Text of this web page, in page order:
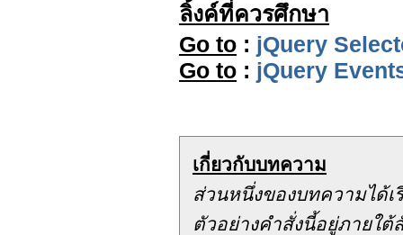
ลิ้งค์ที่ควรศึกษา
Go to : jQuery
Go to : jQuery
เกี่ยวกับบทความ
ส่วนหนึ่งของบทความได้เ
ตัวอย่างคำสั่งนี้อยู่ภาย